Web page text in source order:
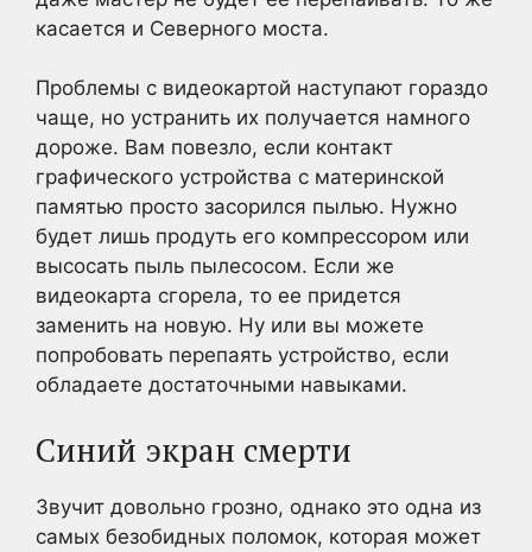
касается и Северного моста.
Проблемы с видеокартой наступают гораздо
чаще, но устранить их получается намного
дороже. Вам повезло, если контакт
графического устройства с материнской
памятью просто засорился пылью. Нужно
будет лишь продуть его компрессором или
высосать пыль пылесосом. Если же
видеокарта сгорела, то ее придется
заменить на новую. Ну или вы можете
попробовать перепаять устройство, если
обладаете достаточными навыками.
Синий экран смерти
Звучит довольно грозно, однако это одна из
самых безобидных поломок, которая может